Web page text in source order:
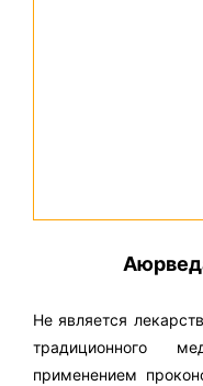
Не является
традиционного
применением